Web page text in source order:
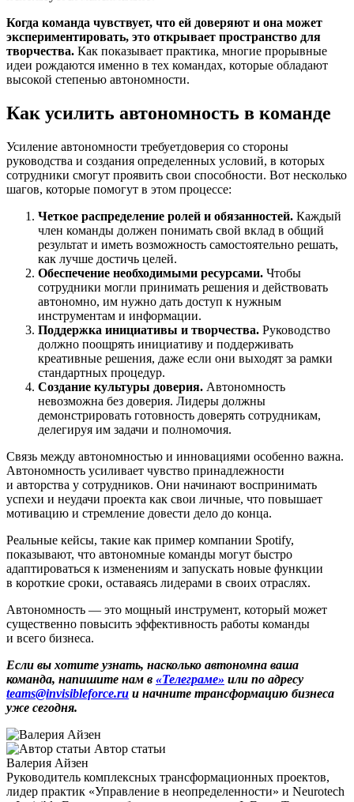
Когда команда чувствует, что ей доверяют и она может
экспериментировать, это открывает пространство для
творчества. Как показывает практика, многие прорывные
идеи рождаются именно в тех командах, которые обладают
высокой степенью автономности.
Как усилить автономность в команде
Усиление автономности требуетдоверия со стороны
руководства и создания определенных условий, в которых
сотрудники смогут проявить свои способности. Вот несколько
шагов, которые помогут в этом процессе:
Четкое распределение ролей и обязанностей. Каждый
член команды должен понимать свой вклад в общий
результат и иметь возможность самостоятельно решать,
как лучше достичь целей.
Обеспечение необходимыми ресурсами. Чтобы
сотрудники могли принимать решения и действовать
автономно, им нужно дать доступ к нужным
инструментам и информации.
Поддержка инициативы и творчества. Руководство
должно поощрять инициативу и поддерживать
креативные решения, даже если они выходят за рамки
стандартных процедур.
Создание культуры доверия. Автономность
невозможна без доверия. Лидеры должны
демонстрировать готовность доверять сотрудникам,
делегируя им задачи и полномочия.
Связь между автономностью и инновациями особенно важна.
Автономность усиливает чувство принадлежности
и авторства у сотрудников. Они начинают воспринимать
успехи и неудачи проекта как свои личные, что повышает
мотивацию и стремление довести дело до конца.
Реальные кейсы, такие как пример компании Spotify,
показывают, что автономные команды могут быстро
адаптироваться к изменениям и запускать новые функции
в короткие сроки, оставаясь лидерами в своих отраслях.
Автономность — это мощный инструмент, который может
существенно повысить эффективность работы команды
и всего бизнеса.
Если вы хотите узнать, насколько автономна ваша
команда, напишите нам в «Телеграме» или по адресу
teams@invisibleforce.ru и начните трансформацию бизнеса
уже сегодня.
Автор статьи
Валерия Айзен
Руководитель комплексных трансформационных проектов,
лидер практик «Управление в неопределенности» и Neurotech